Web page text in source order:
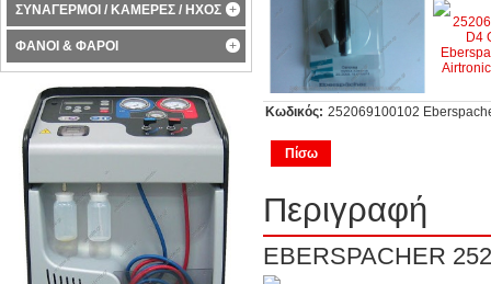
Κωδικός: 252069100102
Πίσω
Περιγραφή
EBERSPACHER
ΣΥΝΑΓΕΡΜΟΙ / ΚΑΜΕΡΕΣ / ΗΧΟΣ
ΦΑΝΟΙ & ΦΑΡΟΙ